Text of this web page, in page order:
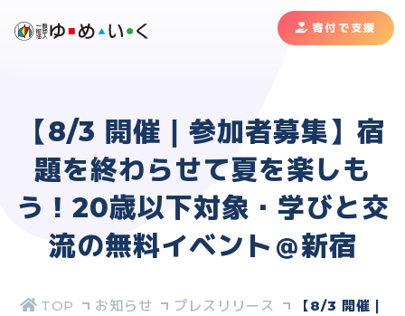
寄付で支援
【8/3 開催｜参加者募集】宿
題を終わらせて夏を楽しも
う！20歳以下対象・学びと交
流の無料イベント＠新宿
お知らせ プレスリリース
【8/3 開催｜